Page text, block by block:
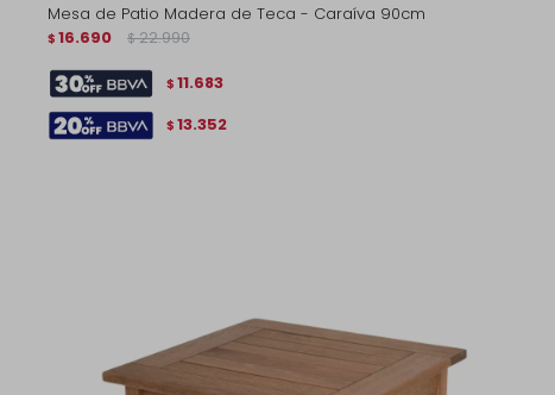
Mesa de Patio Madera de Teca - Caraíva 90cm
$ 16.690 $ 22.990
$ 11.683
$ 13.352